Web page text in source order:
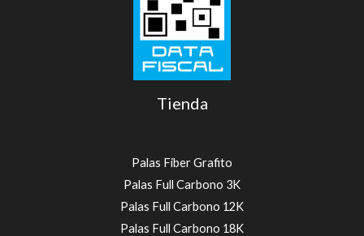
Tienda
Palas Fiber Grafito
Palas Full Carbono 3K
Palas Full Carbono 12K
Palas Full Carbono 18K